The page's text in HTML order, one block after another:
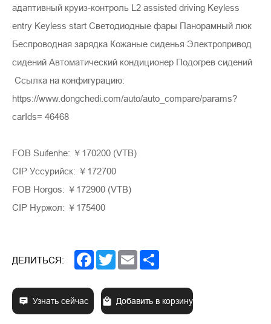
адаптивный круиз-контроль L2 assisted driving Keyless
entry Keyless start Светодиодные фары Панорамный люк
Беспроводная зарядка Кожаные сиденья Электропривод
сидений Автоматический кондиционер Подогрев сидений
Ссылка на конфигурацию:
https://www.dongchedi.com/auto/auto_compare/params?
carIds= 46468
FOB Suifenhe: ￥170200 (VTB)
CIP Уссурийск: ￥172700
FOB Horgos: ￥172900 (VTB)
CIP Нуржол: ￥175400
ДЕЛИТЬСЯ: Facebook
TwitterEmail
Узнать сейчас Добавить в корзину